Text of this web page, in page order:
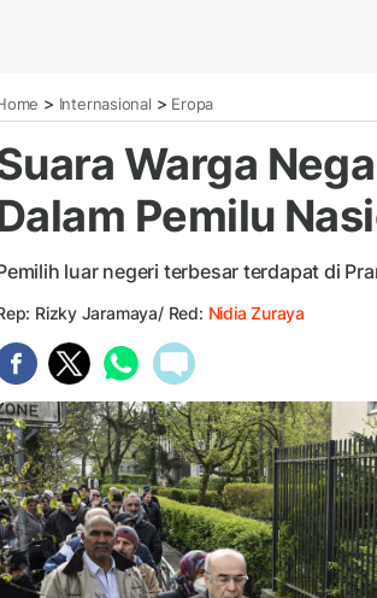
> Internasional > Eropa
Warga
Pemilu
luar negeri terbesar terdapat di
Rizky Jaramaya/ Red: Nidia Zuraya